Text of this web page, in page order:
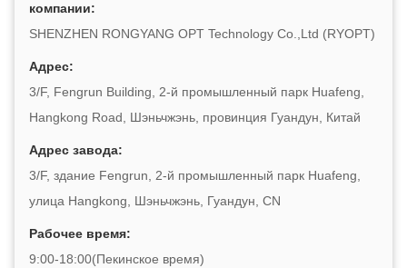
компании:
SHENZHEN RONGYANG OPT Technology Co.,Ltd (RYOPT)
Адрес:
3/F, Fengrun Building, 2-й промышленный парк Huafeng,
Hangkong Road, Шэньчжэнь, провинция Гуандун, Китай
Адрес завода:
3/F, здание Fengrun, 2-й промышленный парк Huafeng,
улица Hangkong, Шэньчжэнь, Гуандун, CN
Рабочее время:
9:00-18:00(Пекинское время)